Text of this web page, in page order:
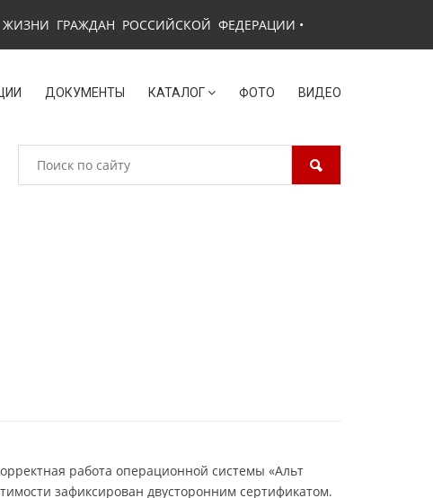
ГРАЖДАН РОССИЙСКОЙ ФЕДЕРАЦИИ •
ДОКУМЕНТЫ КАТАЛОГ ФОТО ВИДЕО
работа операционной системы «Альт
зафиксирован двусторонним сертификатом.